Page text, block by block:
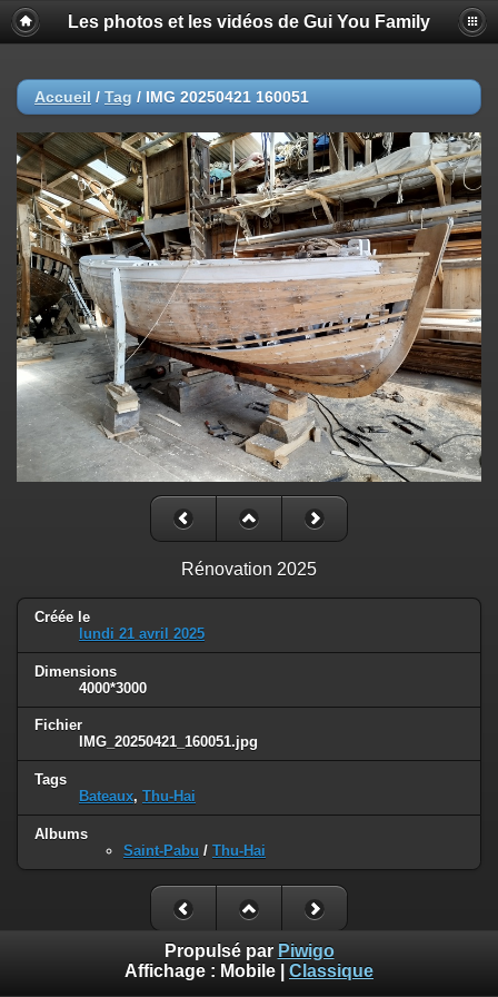
Les photos et les vidéos de Gui You Family
Accueil / Tag / IMG 20250421 160051
Rénovation 2025
Créée le
lundi 21 avril 2025
Dimensions
4000*3000
Fichier
IMG_20250421_160051.jpg
Tags
Bateaux, Thu-Hai
Albums
Saint-Pabu / Thu-Hai
Propulsé par Piwigo
Affichage : Mobile Classique